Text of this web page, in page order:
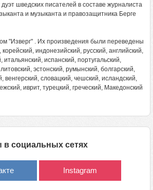
шведских писателей в составе журналиста
и музыканта и правозащитника Берге
"Изверг" . Их произведения были переведены
индонезийский, русский, английский,
испанский, португальский,
эстонский, румынский, болгарский,
венгерский, словацкий, чешский, исландский,
иврит, турецкий, греческий, Македонский
в социальных сетях
Instagram